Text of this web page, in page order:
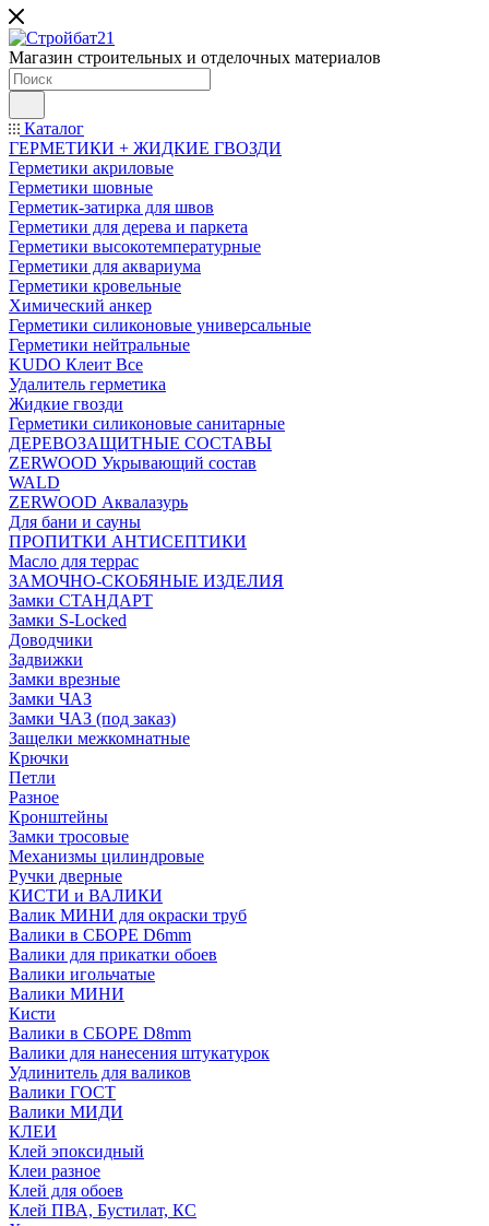
Магазин строительных и отделочных материалов
Каталог
ГЕРМЕТИКИ + ЖИДКИЕ ГВОЗДИ
Герметики акриловые
Герметики шовные
Герметик-затирка для швов
Герметики для дерева и паркета
Герметики высокотемпературные
Герметики для аквариума
Герметики кровельные
Химический анкер
Герметики силиконовые универсальные
Герметики нейтральные
KUDO Клеит Все
Удалитель герметика
Жидкие гвозди
Герметики силиконовые санитарные
ДЕРЕВОЗАЩИТНЫЕ СОСТАВЫ
ZERWOOD Укрывающий состав
WALD
ZERWOOD Аквалазурь
Для бани и сауны
ПРОПИТКИ АНТИСЕПТИКИ
Масло для террас
ЗАМОЧНО-СКОБЯНЫЕ ИЗДЕЛИЯ
Замки СТАНДАРТ
Замки S-Locked
Доводчики
Задвижки
Замки врезные
Замки ЧАЗ
Замки ЧАЗ (под заказ)
Защелки межкомнатные
Крючки
Петли
Разное
Кронштейны
Замки тросовые
Механизмы цилиндровые
Ручки дверные
КИСТИ и ВАЛИКИ
Валик МИНИ для окраски труб
Валики в СБОРЕ D6mm
Валики для прикатки обоев
Валики игольчатые
Валики МИНИ
Кисти
Валики в СБОРЕ D8mm
Валики для нанесения штукатурок
Удлинитель для валиков
Валики ГОСТ
Валики МИДИ
КЛЕИ
Клей эпоксидный
Клеи разное
Клей для обоев
Клей ПВА, Бустилат, КС